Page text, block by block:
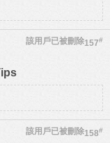
157#
該用戶已被刪除
158#
該用戶已被刪除